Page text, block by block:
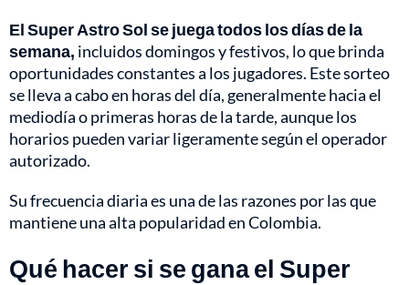
El Super Astro Sol se juega todos los días de la
semana, incluidos domingos y festivos, lo que brinda
oportunidades constantes a los jugadores. Este sorteo
se lleva a cabo en horas del día, generalmente hacia el
mediodía o primeras horas de la tarde, aunque los
horarios pueden variar ligeramente según el operador
autorizado.
Su frecuencia diaria es una de las razones por las que
mantiene una alta popularidad en Colombia.
Qué hacer si se gana el Super